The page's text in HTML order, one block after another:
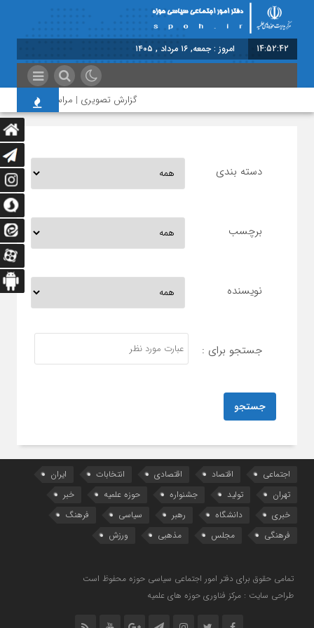
14:52:42 امروز : جمعه, ۱۶ مرداد , ۱۴۰۵
گزارش تصویری | مراسم بزرگداشت
دسته بندی
برچسب
نویسنده
جستجو برای :
اجتماعی اقتصاد اقتصادی انتخابات
ایران
تهران
تولید جشنواره حوزه علمیه
خبر
خبری
دانشگاه رهبر سیاسی
فرهنگ
فرهنگی
مجلس مذهبی ورزش
تمامی حقوق برای دفتر امور اجتماعی سیاسی حوزه محفوظ است
طراحی سایت : مرکز فناوری حوزه های علمیه